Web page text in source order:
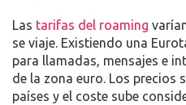
Las tarifas del roaming
se viaje. Existiendo una
para llamadas, mensajes e
de la zona euro. Los precios
países y el coste sube